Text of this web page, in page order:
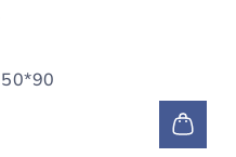
Модель: Вівс 50*90